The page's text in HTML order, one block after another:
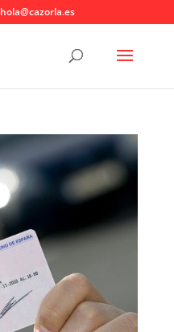
hola@cazorla.es